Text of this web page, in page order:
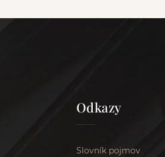
Odkazy
Slovník pojmov